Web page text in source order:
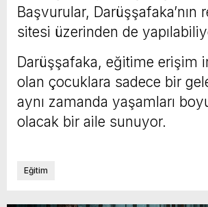
Başvurular, Darüşşafaka’nın
sitesi üzerinden de
Darüşşafaka, eğitime erişim
olan çocuklara sadece bir
aynı zamanda yaşamları
olacak bir aile sunuyor.
Eğitim